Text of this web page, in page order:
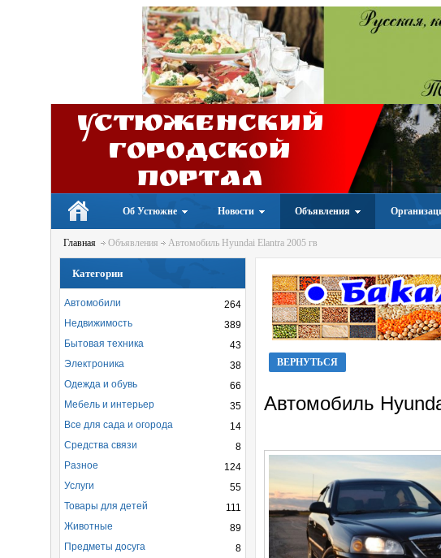
Устюженский
Городской
портал
Об Устюжне Новости Объявления
Главная Объявления Автомобиль Hyundai Elantra 2005 гв
ВЕРНУТЬСЯ
Автомобиль
Категории
264
Автомобили
389
Недвижимость
43
Бытовая техника
38
Электроника
66
Одежда и обувь
35
Мебель и интерьер
14
Все для сада и огорода
8
Средства связи
124
Разное
55
Услуги
111
Товары для детей
89
Животные
8
Предметы досуга